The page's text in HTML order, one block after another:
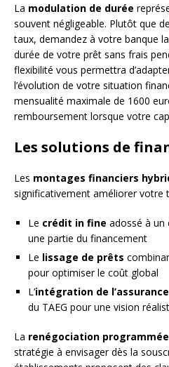
La modulation de durée
souvent négligeable. Plutôt que
taux, demandez à votre banque
durée de votre prêt sans frais
flexibilité vous permettra
l’évolution de votre situation
mensualité maximale de 1600
remboursement lorsque votre
Les solutions de
Les montages financiers
significativement améliorer votre
Le crédit in fine adossé à un
une partie du financement
Le lissage de prêts
pour optimiser le coût global
L’intégration de
du TAEG pour une vision
La renégociation programmée
stratégie à envisager dès la